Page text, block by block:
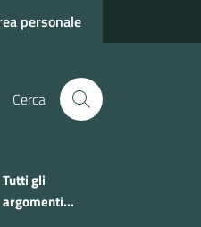
personale
Cerca
Tutti gli
argomenti...